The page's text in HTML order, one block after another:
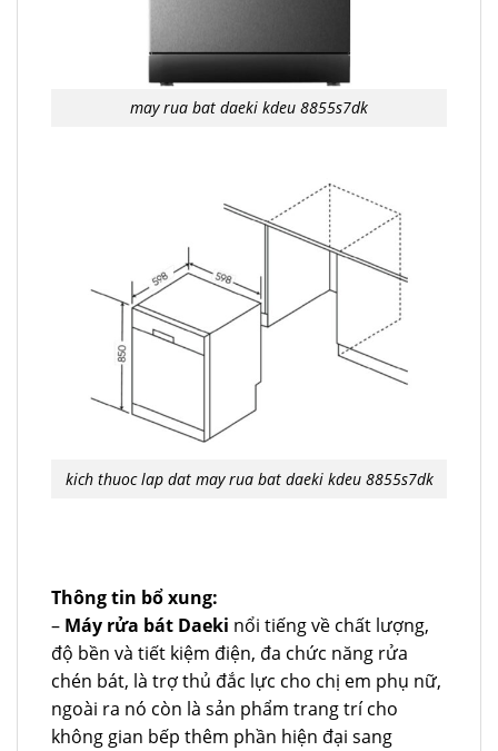
may rua bat daeki kdeu 8855s7dk
kich thuoc lap dat may rua bat daeki kdeu 8855s7dk
Thông tin bổ xung:
– Máy rửa bát Daeki nổi tiếng về chất lượng,
độ bền và tiết kiệm điện, đa chức năng rửa
chén bát, là trợ thủ đắc lực cho chị em phụ nữ,
ngoài ra nó còn là sản phẩm trang trí cho
không gian bếp thêm phần hiện đại sang